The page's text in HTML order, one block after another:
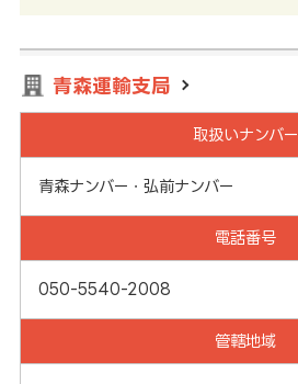
青森運輸支局
取扱いナンバー
青森ナンバー・弘前ナンバー
電話番号
050-5540-2008
管轄地域